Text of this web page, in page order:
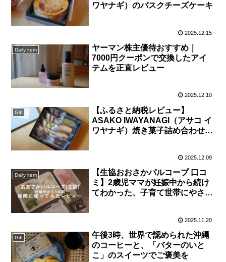
ワヤナギ）のバスクチーズケーキ
2025.12.15
Daily item
ヤーマン株主優待おすすめ｜
7000円クーポンで交換したアイ
テムを正直レビュー
2025.12.10
Gift
【ふるさと納税レビュー】
ASAKO IWAYANAGI（アサコ イ
ワヤナギ）焼き菓子詰め合わせ10
2025.12.09
Daily item
【生協おおさかパルコープ 口コ
ミ】2歳児ママが妊娠中から続け
てわかった、子育て世帯にやさし
2025.11.20
Gift
午後3時、世界で認められた沖縄
のコーヒーと、「バターのいと
こ」のスイーツでご褒美を